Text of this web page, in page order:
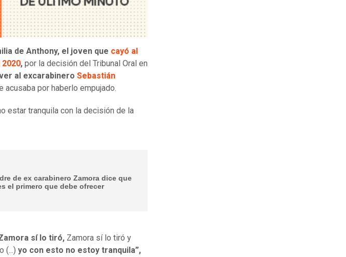
de Anthony, el joven que cayó al
, por la decisión del Tribunal Oral en
al excarabinero Sebastián
acusaba por haberlo empujado.
estar tranquila con la decisión de la
de ex carabinero Zamora dice que
el primero que debe ofrecer
sí lo tiró, Zamora sí lo tiró y
(...) yo con esto no estoy tranquila”,